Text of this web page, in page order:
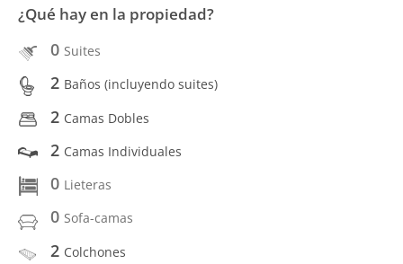
¿Qué hay en la propiedad?
0 Suites
2 Baños (incluyendo suites)
2 Camas Dobles
2 Camas Individuales
0 Lieteras
0 Sofa-camas
2 Colchones